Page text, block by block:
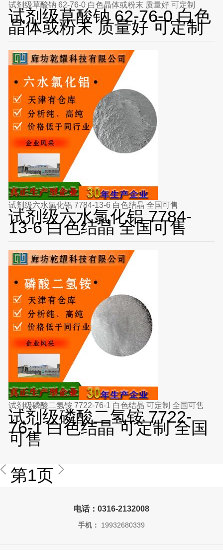
试剂级草酸钠 62-76-0 白色晶体或粉末 质量好 可定制
试剂级草酸钠 62-76-0 白色
晶体或粉末 质量好 可定制
试剂级六水氯化铝 7784-13-6 白色结晶 全国可售
试剂级六水氯化铝 7784-
13-6 白色结晶 全国可售
试剂级磷酸二氢铵 7722-76-1 白色结晶 可定制 全国可售
试剂级磷酸二氢铵 7722-
76-1 白色结晶 可定制 全国
可售
第1页
电话：0316-2132008
手机： 19932680339